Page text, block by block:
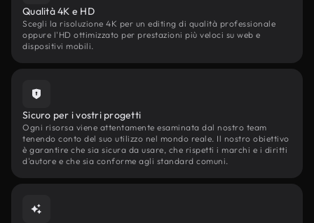
Qualità 4K e HD
Scegli la risoluzione 4K per un editing di qualità professionale
oppure l'HD ottimizzato per prestazioni più veloci su web e
dispositivi mobili.
Sicuro per i vostri progetti
Ogni risorsa viene attentamente esaminata dal nostro team
tenendo conto del suo utilizzo nel mondo reale. Il nostro obiettivo
è garantire che sia sicura da usare, che rispetti i marchi e i diritti
d'autore e che sia conforme agli standard comuni.